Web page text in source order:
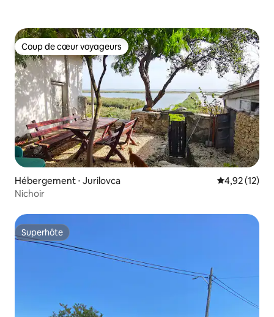
Coup de cœur voyageurs
Coup de cœur voyageurs
Hébergement ⋅ Jurilovca Évaluation
4,92 (12)
Nichoir
Superhôte
Superhôte